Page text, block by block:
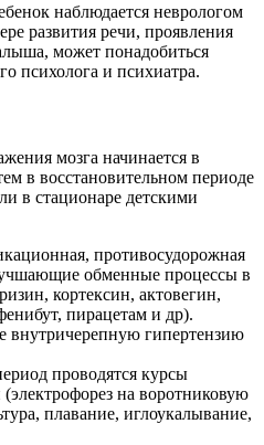
наблюдается неврологом
развития речи, проявления
может понадобиться
психолога и психиатра.
мозга начинается в
в восстановительном периоде
в стационаре детскими
противосудорожная
обменные процессы в
кортексин, актовегин,
пирацетам и др).
гипертензию
проводятся курсы
на воротниковую
плавание, иглоукалывание,